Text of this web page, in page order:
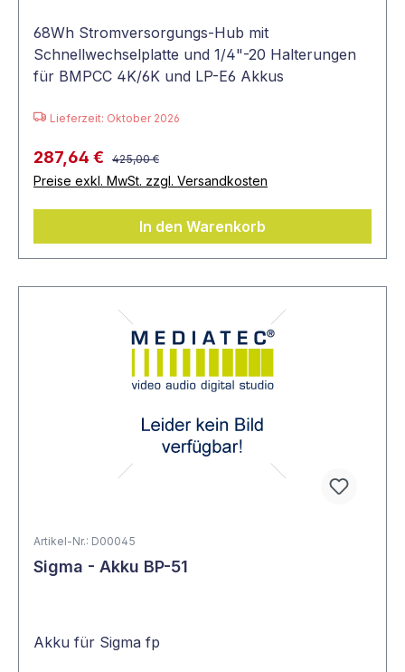
68Wh Stromversorgungs-Hub mit
Schnellwechselplatte und 1/4"-20 Halterungen
für BMPCC 4K/6K und LP-E6 Akkus
Lieferzeit: Oktober 2026
287,64 € 425,00 €
Preise exkl. MwSt. zzgl. Versandkosten
In den Warenkorb
Artikel-Nr.: D00045
Sigma - Akku BP-51
Akku für Sigma fp